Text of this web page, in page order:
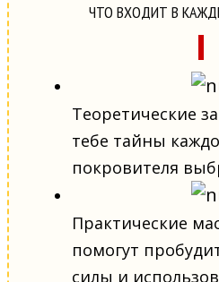
ЧТО ВХОДИТ В
Теоретические
тебе тайны
покровителя
Практические
помогут
силы и